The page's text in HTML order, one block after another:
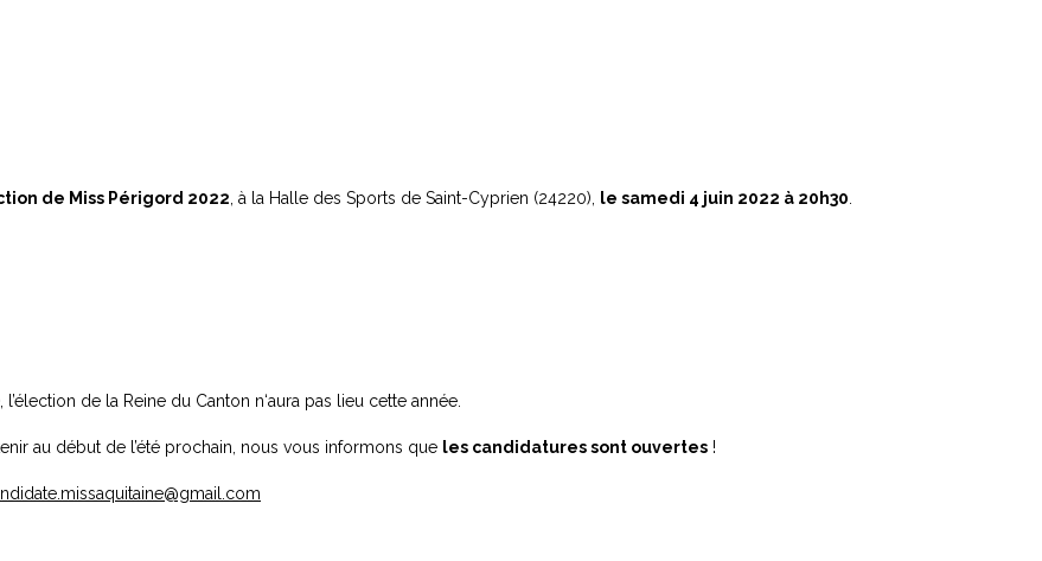
de Miss Périgord 2022 , à la Halle des Sports de Saint-Cyprien (24220), le samedi 4 juin 2022 à 20h30
de la Reine du Canton n‘aura pas lieu cette année.
au début de l’été prochain, nous vous informons que les candidatures sont ouvertes !